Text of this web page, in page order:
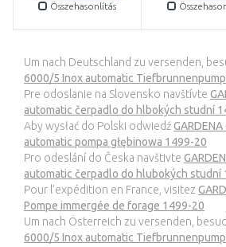
Összehasonlítás
Um nach Deutschland zu versenden,
6000/5 Inox automatic
Pre odoslanie na Slovensko navštívte
automatic čerpadlo do hlbokých studní
Aby wysłać do Polski odwiedź
automatic pompa głębinowa 1499-20
Pro odeslání do Česka navštivte
automatic čerpadlo do hlubokých studní
Pour l’expédition en France, visitez
Pompe immergée de forage 1499-20
Um nach Österreich zu versenden,
6000/5 Inox automatic